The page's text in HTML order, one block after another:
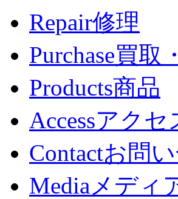
Repair修理
Purchase買取
Products商品
Accessアクセ
Contactお問
Mediaメディ